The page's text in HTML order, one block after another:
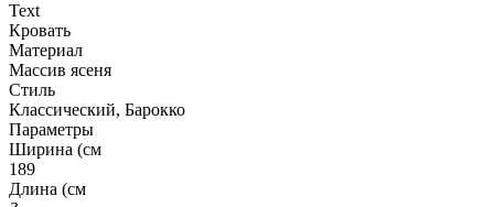
Text
Кровать
Материал
Массив ясеня
Стиль
Классический, Барокко
Параметры
Ширина (см
189
Длина (см